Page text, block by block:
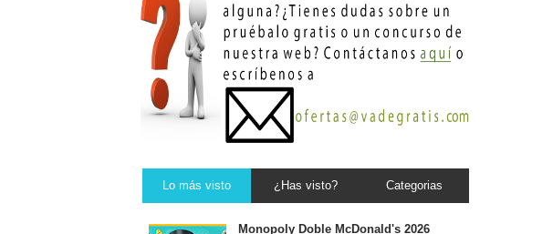
Lo más visto ¿Has visto? Categorias
Monopoly Doble McDonald's 2026